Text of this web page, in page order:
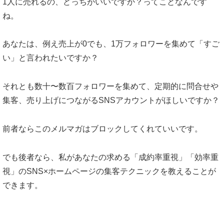
ね。
あなたは、例え売上が0でも、1万フォロワーを集めて「すご
い」と言われたいですか？
それとも数十〜数百フォロワーを集めて、定期的に問合せや
集客、売り上げにつながるSNSアカウントがほしいですか？
前者ならこのメルマガはブロックしてくれていいです。
でも後者なら、私があなたの求める「成約率重視」「効率重
視」のSNS×ホームページの集客テクニックを教えることが
できます。